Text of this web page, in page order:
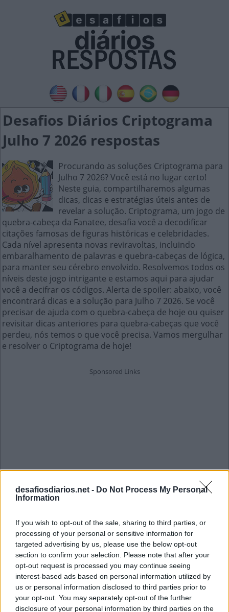
desafiosdiarios.net - Do Not Process My Personal
Information
If you wish to opt-out of the sale, sharing to third parties, or
processing of your personal or sensitive information for
targeted advertising by us, please use the below opt-out
section to confirm your selection. Please note that after your
opt-out request is processed you may continue seeing
interest-based ads based on personal information utilized by
us or personal information disclosed to third parties prior to
your opt-out. You may separately opt-out of the further
disclosure of your personal information by third parties on the
Desafios Diários Criptograma
Julho 7 2026 respostas
Procurando as soluções Criptograma para
Julho 7 2026? Você está no lugar certo!
Neste guia, compartilharemos algumas
dicas, dicas e estratégias úteis antes de
revelar a solução. Criptograma, um jogo de
quebra-cabeça da Fanatee, desafia você a decodificar
citações famosas de figuras históricas e celebridades.
Cada nível apresenta novas reviravoltas, incluindo
embaralhamento de palavras e quebra-cabeças de lógica,
para manter seu cérebro envolvido. Resolvemos todos os
níveis deste jogo intrigante e estamos aqui para ajudar
você a decifrar os códigos. Alerta de spoiler: abaixo, você
encontrará dicas e a solução para Julho 7 2026. Se você
precisar de ajuda com o quebra-cabeça de hoje ou quiser
revisitar dicas anteriores para quebra-cabeças que você
perdeu, nós temos o que você precisa. Vamos mergulhar
e resolver o Criptograma de hoje!